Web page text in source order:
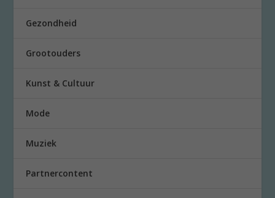
Gezondheid
Grootouders
Kunst & Cultuur
Mode
Muziek
Partnercontent